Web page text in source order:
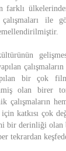
farklı
ile
bir çok
olan birer
çalışmaların
katkısı çok
bir derinliği
tekrardan